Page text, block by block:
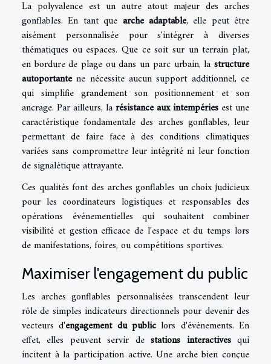
La polyvalence est un autre atout majeur des arches
gonflables. En tant que arche adaptable, elle peut être
aisément personnalisée pour s'intégrer à diverses
thématiques ou espaces. Que ce soit sur un terrain plat,
en bordure de plage ou dans un parc urbain, la structure
autoportantene nécessite aucun support additionnel, ce
qui simplifie grandement son positionnement et son
ancrage. Par ailleurs, larésistance aux intempéries est une
caractéristique fondamentale des arches gonflables, leur
permettant de faire face à des conditions climatiques
variées sans compromettre leur intégrité ni leur fonction
de signalétique attrayante.
Ces qualités font des arches gonflables un choix judicieux
pour les coordinateurs logistiques et responsables des
opérations événementielles qui souhaitent combiner
visibilité et gestion efficace de l'espace et du temps lors
de manifestations, foires, ou compétitions sportives.
Maximiser l'engagement du public
Les arches gonflables personnalisées transcendent leur
rôle de simples indicateurs directionnels pour devenir des
vecteurs d'engagement du public lors d'événements. En
effet, elles peuvent servir destations interactivesqui
incitent à la participation active. Une arche bien conçue